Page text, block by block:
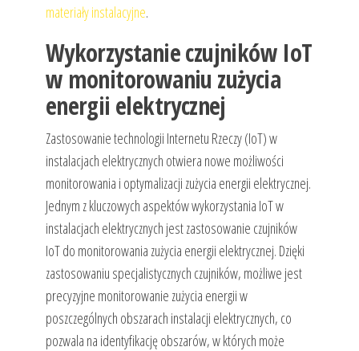
materiały instalacyjne.
Wykorzystanie czujników IoT
w monitorowaniu zużycia
energii elektrycznej
Zastosowanie technologii Internetu Rzeczy (IoT) w
instalacjach elektrycznych otwiera nowe możliwości
monitorowania i optymalizacji zużycia energii elektrycznej.
Jednym z kluczowych aspektów wykorzystania IoT w
instalacjach elektrycznych jest zastosowanie czujników
IoT do monitorowania zużycia energii elektrycznej. Dzięki
zastosowaniu specjalistycznych czujników, możliwe jest
precyzyjne monitorowanie zużycia energii w
poszczególnych obszarach instalacji elektrycznych, co
pozwala na identyfikację obszarów, w których może